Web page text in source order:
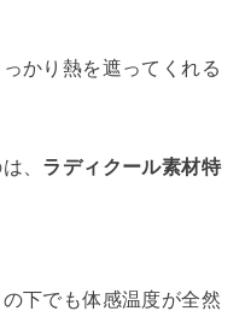
かり熱を遮ってくれる
、 ラディクール素材特
下でも体感温度が全然